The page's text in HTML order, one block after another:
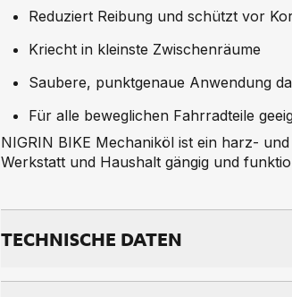
Reduziert Reibung und schützt vor
Kriecht in kleinste Zwischenräume
Saubere, punktgenaue Anwendung
Für alle beweglichen Fahrradteile
NIGRIN BIKE Mechaniköl ist ein harz-
Werkstatt und Haushalt gängig und
TECH­NI­SCHE DA­TEN